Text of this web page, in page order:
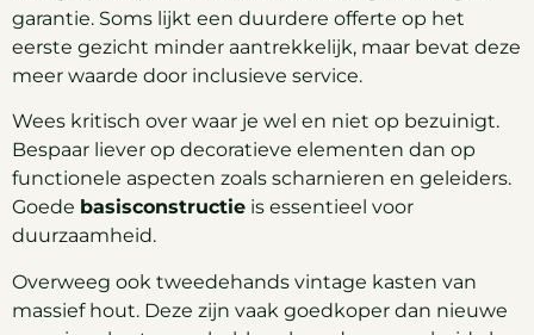
garantie. Soms lijkt een duurdere offerte op het
eerste gezicht minder aantrekkelijk, maar bevat deze
meer waarde door inclusieve service.
Wees kritisch over waar je wel en niet op bezuinigt.
Bespaar liever op decoratieve elementen dan op
functionele aspecten zoals scharnieren en geleiders.
Goede basisconstructie is essentieel voor
duurzaamheid.
Overweeg ook tweedehands vintage kasten van
massief hout. Deze zijn vaak goedkoper dan nieuwe